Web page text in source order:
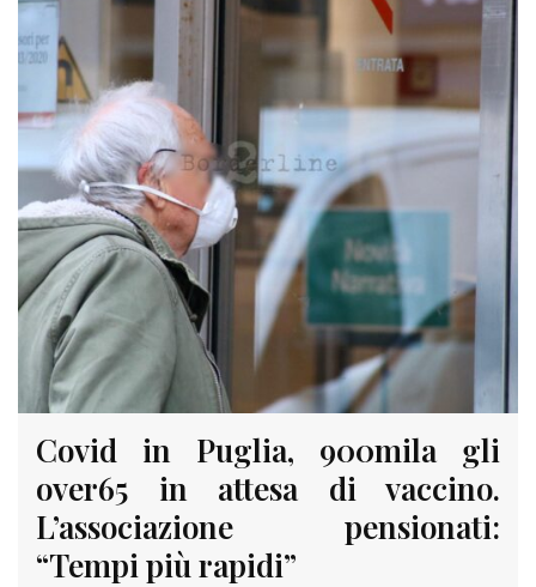
Covid in Puglia, 900mila gli
over65 in attesa di vaccino.
L’associazione pensionati:
“Tempi più rapidi”